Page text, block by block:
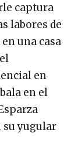
captura
labores de
una casa
en
en el
su yugular